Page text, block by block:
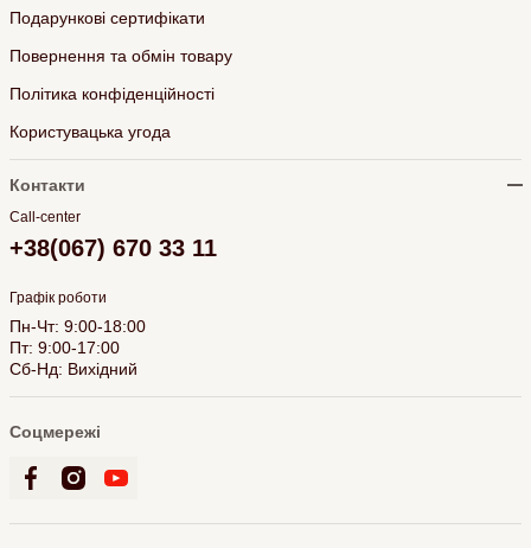
Подарункові сертифікати
Повернення та обмін товару
Політика конфіденційності
Користувацька угода
Контакти
Call-center
+38(067) 670 33 11
Графік роботи
Пн-Чт: 9:00-18:00
Пт: 9:00-17:00
Сб-Нд: Вихідний
Соцмережі